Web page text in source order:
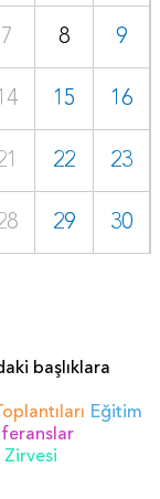
7 8 9
15 16
22 23
29 30
başlıklara
Eğitim
Zirvesi